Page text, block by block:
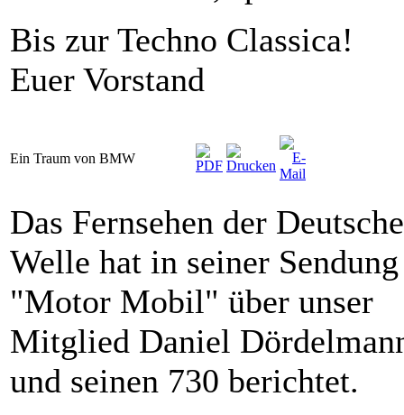
Bis zur Techno Classica!
Euer Vorstand
Ein Traum von BMW
Das Fernsehen der
Welle hat in seiner Sendung
"Motor Mobil" über unser
Mitglied Daniel
und seinen 730 berichtet.